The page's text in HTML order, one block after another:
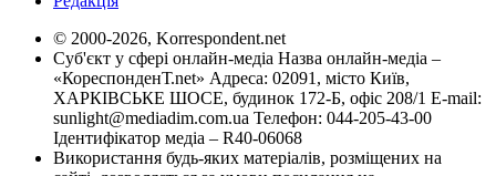
© 2000-2026, Korrespondent.net
Суб'єкт у сфері онлайн-медіа Назва онлайн-медіа –
«КореспонденТ.net» Адреса: 02091, місто Київ,
ХАРКІВСЬКЕ ШОСЕ, будинок 172-Б, офіс 208/1 E-mail:
sunlight@mediadim.com.ua Телефон: 044-205-43-00
Ідентифікатор медіа – R40-06068
Використання будь-яких матеріалів, розміщених на